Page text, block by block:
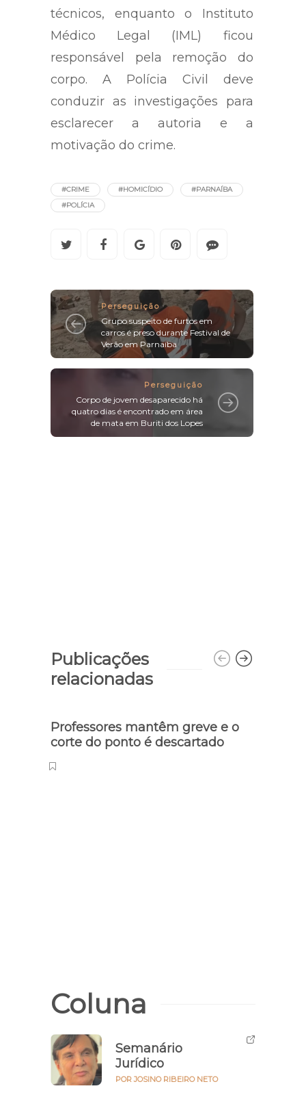
técnicos, enquanto o Instituto
Médico Legal (IML) ficou
responsável pela remoção do
corpo. A Polícia Civil deve
conduzir as investigações para
esclarecer a autoria e a
motivação do crime.
#CRIME #HOMICÍDIO
#PARNAÍBA
#POLÍCIA
Perseguição
Grupo suspeito de furtos em
carros é preso durante Festival de
Verão em Parnaíba
Perseguição
Corpo de jovem desaparecido há
quatro dias é encontrado em área
de mata em Buriti dos Lopes
Publicações
relacionadas
Professores mantêm greve e o
corte do ponto é descartado
Coluna
Semanário
Jurídico
POR JOSINO RIBEIRO NETO